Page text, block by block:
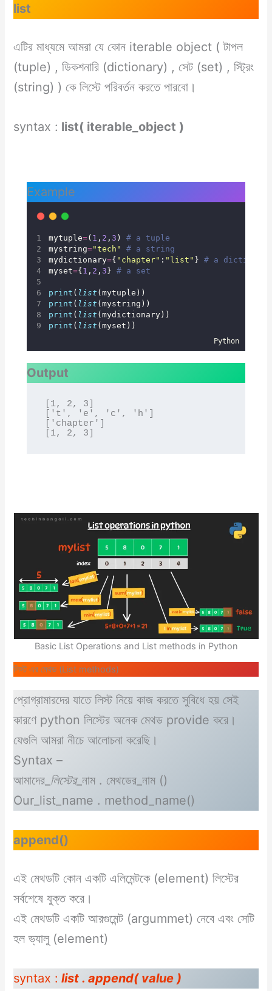
list
এটির মাধ্যমে আমরা যে কোন iterable object ( টাপল
(tuple) , ডিকশনারি (dictionary) , সেট (set) , স্ট্রিং
(string) ) কে লিস্টে পরিবর্তন করতে পারবো।
syntax : list( iterable_object )
Example
mytuple=( 1 , 2 , 3 ) # a tuple
mystring="tech "
# a string
mydictionary={ " chapter" : " list " } # a dictionary
myset={1 , 2 , 3} # a set
print ( list (mytuple))
print ( list (mystring))
print ( list (mydictionary))
print ( list (myset))
Python
Output
[1, 2, 3]
['t', 'e', 'c', 'h']
['chapter']
[1, 2, 3]
Basic List Operations and List methods in Python
লিস্ট এর মেথড (List methods)
প্রোগ্রামারদের যাতে লিস্ট নিয়ে কাজ করতে সুবিধে হয় সেই
কারণে python লিস্টের অনেক মেথড provide করে।
যেগুলি আমরা নীচে আলোচনা করেছি।
Syntax –
আমাদের_ লিস্টের_নাম . মেথডের_নাম ()
Our_list_name . method_name()
append()
এই মেথডটি কোন একটি এলিমেন্টকে (element) লিস্টের
সর্বশেষে যুক্ত করে।
এই মেথডটি একটি আরগুমেন্ট (argummet) নেবে এবং সেটি
হল ভ্যালু (element)
syntax : list . append( value )